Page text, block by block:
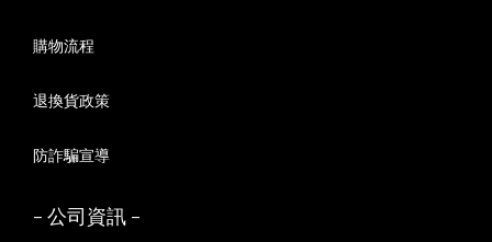
購物流程
退換貨政策
防詐騙宣導
- 公司資訊 -